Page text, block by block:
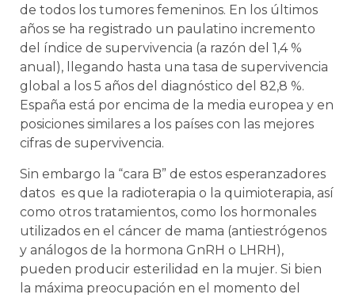
de todos los tumores femeninos. En los últimos
años se ha registrado un paulatino incremento
del índice de supervivencia (a razón del 1,4 %
anual), llegando hasta una tasa de supervivencia
global a los 5 años del diagnóstico del 82,8 %.
España está por encima de la media europea y en
posiciones similares a los países con las mejores
cifras de supervivencia.
Sin embargo la “cara B” de estos esperanzadores
datos es que la radioterapia o la quimioterapia, así
como otros tratamientos, como los hormonales
utilizados en el cáncer de mama (antiestrógenos
y análogos de la hormona GnRH o LHRH),
pueden producir esterilidad en la mujer. Si bien
la máxima preocupación en el momento del